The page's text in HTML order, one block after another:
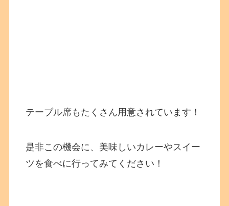
テーブル席もたくさん用意されています！
是非この機会に、美味しいカレーやスイー
ツを食べに行ってみてください！